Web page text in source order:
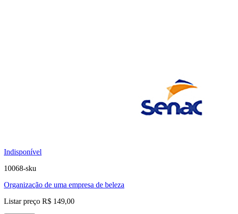
Indisponível
10068-sku
Organização de uma empresa de beleza
Listar preço R$ 149,00